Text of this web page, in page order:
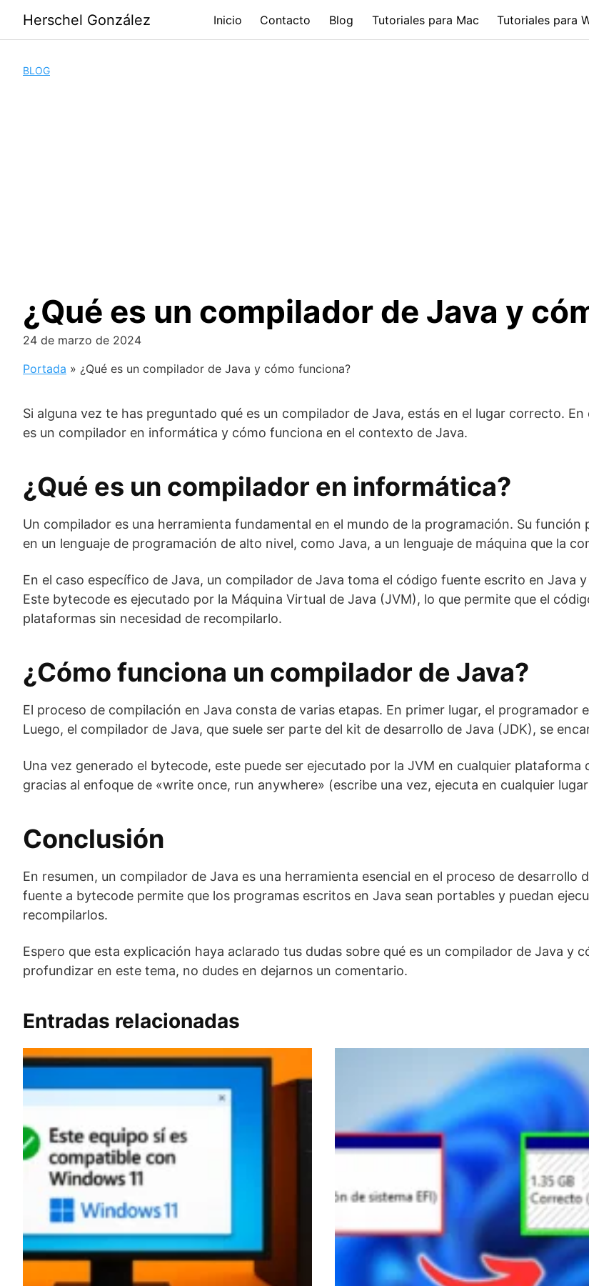
contenido
Herschel González Inicio Contacto Blog Tutoriales para Mac Tutoriales para
BLOG
¿Qué es un compilador de Java y
24 de marzo de 2024
Portada » ¿Qué es un compilador de Java y cómo funciona?
Si alguna vez te has preguntado qué es un compilador de Java, estás en el lugar correcto.
es un compilador en informática y cómo funciona en el contexto de Java.
¿Qué es un compilador en informática?
Un compilador es una herramienta fundamental en el mundo de la programación. Su
en un lenguaje de programación de alto nivel, como Java, a un lenguaje de máquina que la
En el caso específico de Java, un compilador de Java toma el código fuente escrito en
Este bytecode es ejecutado por la Máquina Virtual de Java (JVM), lo que permite que el
plataformas sin necesidad de recompilarlo.
¿Cómo funciona un compilador de Java?
El proceso de compilación en Java consta de varias etapas. En primer lugar, el
Luego, el compilador de Java, que suele ser parte del kit de desarrollo de Java (JDK), se
Una vez generado el bytecode, este puede ser ejecutado por la JVM en cualquier
gracias al enfoque de «write once, run anywhere» (escribe una vez, ejecuta en cualquier
Conclusión
En resumen, un compilador de Java es una herramienta esencial en el proceso de
fuente a bytecode permite que los programas escritos en Java sean portables y puedan
recompilarlos.
Espero que esta explicación haya aclarado tus dudas sobre qué es un compilador de Java y
profundizar en este tema, no dudes en dejarnos un comentario.
Entradas relacionadas